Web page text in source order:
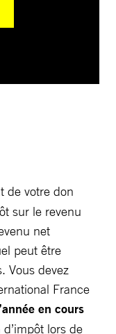
de votre don
sur le revenu
net
peut être
Vous devez
France
en cours
lors de